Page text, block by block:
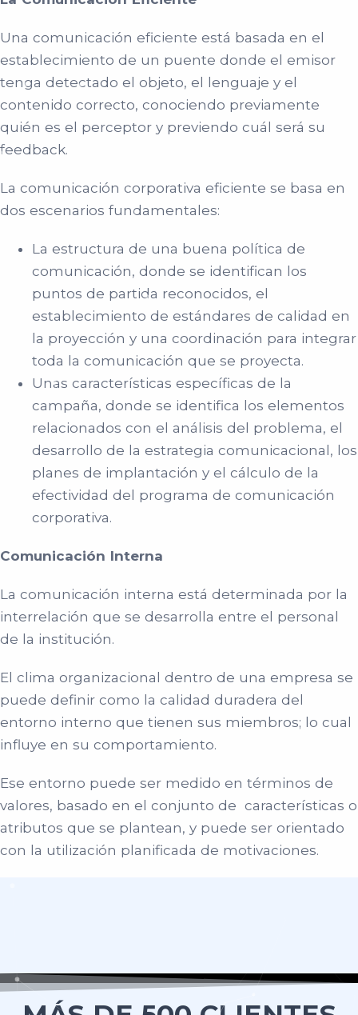
Una comunicación eficiente está basada en el
establecimiento de un puente donde el emisor
tenga detectado el objeto, el lenguaje y el
contenido correcto, conociendo previamente
quién es el perceptor y previendo cuál será su
feedback.
La comunicación corporativa eficiente se basa en
dos escenarios fundamentales:
La estructura de una buena política de
comunicación, donde se identifican los
puntos de partida reconocidos, el
establecimiento de estándares de calidad en
la proyección y una coordinación para integrar
toda la comunicación que se proyecta.
Unas características específicas de la
campaña, donde se identifica los elementos
relacionados con el análisis del problema, el
desarrollo de la estrategia comunicacional, los
planes de implantación y el cálculo de la
efectividad del programa de comunicación
corporativa.
Comunicación Interna
La comunicación interna está determinada por la
interrelación que se desarrolla entre el personal
de la institución.
El clima organizacional dentro de una empresa se
puede definir como la calidad duradera del
entorno interno que tienen sus miembros; lo cual
influye en su comportamiento.
Ese entorno puede ser medido en términos de
valores, basado en el conjunto de características o
atributos que se plantean, y puede ser orientado
con la utilización planificada de motivaciones.